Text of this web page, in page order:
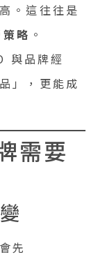
。這往往是
略 。
與品牌經
」，更能成
需要
先